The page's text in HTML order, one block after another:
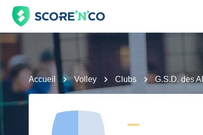
Accueil Volley Clubs G.S.D. des